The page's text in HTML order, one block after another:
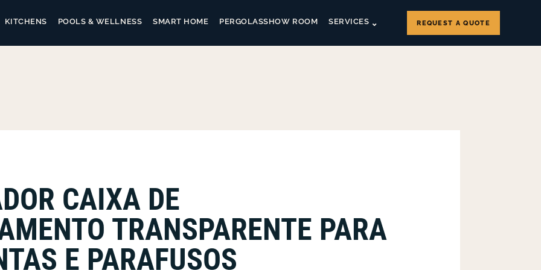
KITCHENS POOLS & WELLNESS SMART HOME SHOW ROOM SERVICES
PERGOLAS REQUEST A QUOTE
CAIXA DE
TRANSPARENTE PARA
E PARAFUSOS